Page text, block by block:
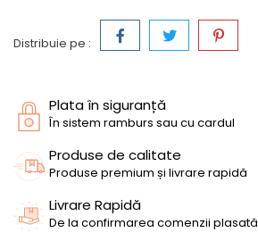
Distribuie pe :
Plata în siguranță
În sistem ramburs sau cu cardul
Produse de calitate
Produse premium și livrare rapidă
Livrare Rapidă
De la confirmarea comenzii plasată